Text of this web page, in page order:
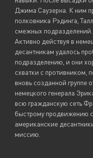
Джима Саузерна. К ним
полковника Рэдинга,
смежных подразделений.
Активно действуя в
десантникам удалось
подразделению, и они
схватки с противником,
вновь созданной группе
немецкого генерала
всю гражданскую сеть
быстрому продвижению
американские
миссию.